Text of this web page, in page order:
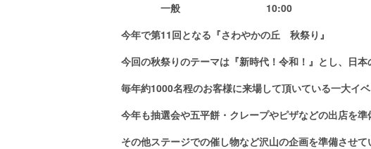
一般 10:00
今年で第11回となる 『さわやかの丘 秋祭り』
今回の秋祭りのテーマは『新時代！令和！』とし、日本
毎年約1000名程のお客様に来場して頂いている一大イベ
今年も抽選会や五平餅・クレープやピザなどの出店を準
その他ステージでの催し物など沢山の企画を準備させて